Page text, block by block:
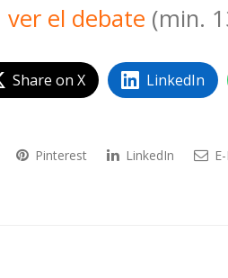
ver el debate (min.
Share on X LinkedIn
Pinterest LinkedIn